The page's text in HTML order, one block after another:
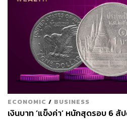
ABOUT
THE
สำนักข่าวเศรษ
ECONOMIC / BUSINESS
เงินบาท ‘แข็งค่า’ หนักสุดรอบ 6